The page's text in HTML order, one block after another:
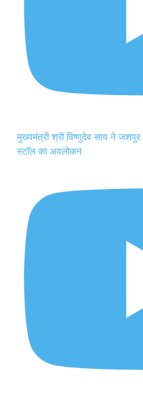
मुख्यमंत्री श्री विष्णुदेव साय ने
स्टाॅल का अवलोकन